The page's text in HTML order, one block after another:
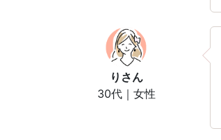
り さん
30代｜女性